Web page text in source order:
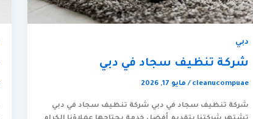
دبي
شركة تنظيف سجاد في دبي
cleanucompuae
/ مايو 17, 2026
شركة تنظيف سجاد في دبي شركة تنظيف سجاد في دبي